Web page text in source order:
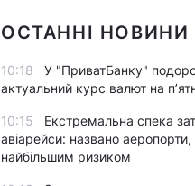
ОСТАННІ НОВИНИ
10:18
У "ПриватБанку"
актуальний курс валют на
10:15
Екстремальна спека
авіарейси: названо аеропорти,
найбільшим ризиком